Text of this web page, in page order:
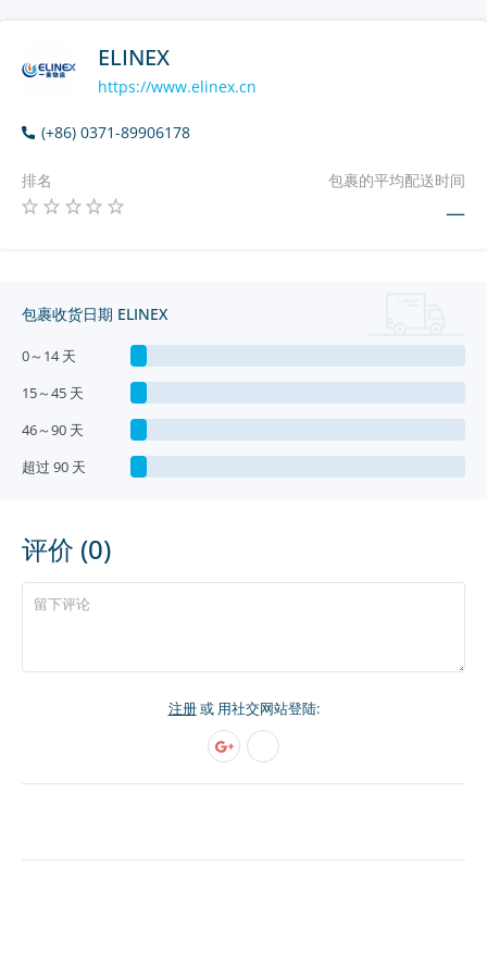
ELINEX
https://www.elinex.cn
(+86) 0371-89906178
排名 包裹的平均配送时间
—
包裹收货日期 ELINEX
0～14 天
15～45 天
46～90 天
超过 90 天
评价 (0)
注册或 用社交网站登陆: